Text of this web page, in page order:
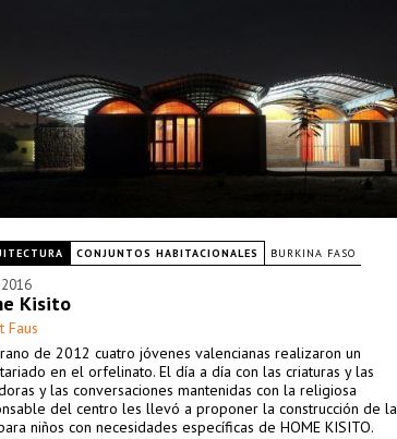
CONJUNTOS HABITACIONALES BURKINA FASO
Kisito
Faus
de 2012 cuatro jóvenes valencianas realizaron un
en el orfelinato. El día a día con las criaturas y las
y las conversaciones mantenidas con la religiosa
del centro les llevó a proponer la construcción de la
niños con necesidades específicas de HOME KISITO.